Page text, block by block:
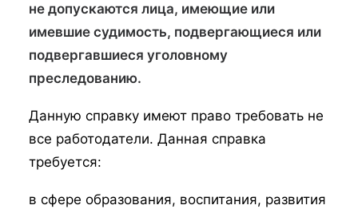
не допускаются лица, имеющие или
имевшие судимость, подвергающиеся или
подвергавшиеся уголовному
преследованию.
Данную справку имеют право требовать не
все работодатели. Данная справка
требуется:
в сфере образования, воспитания, развития